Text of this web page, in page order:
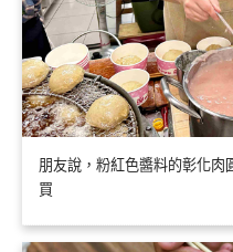
朋友說，粉紅色醬料的彰化肉
買